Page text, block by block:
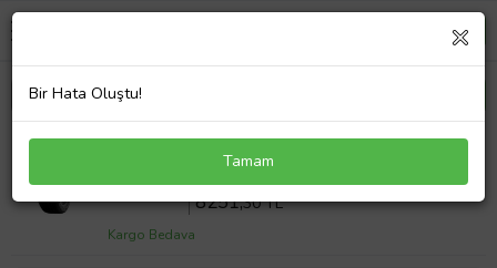
Goodyear Eagle F1 Asymmetric 5 MO 245/40R18
97Y XL FP Otomobil Yaz Lastiği (Üretim Yılı: 2026)
Sepette %8 İndirim
8251,30 TL
Kargo Bedava
Bir Hata Oluştu!
Tamam